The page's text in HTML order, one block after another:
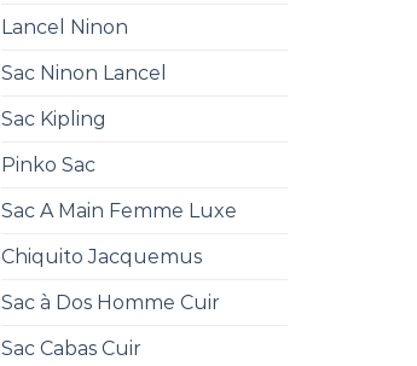
Lancel Ninon
Sac Ninon Lancel
Sac Kipling
Pinko Sac
Sac A Main Femme Luxe
Chiquito Jacquemus
Sac à Dos Homme Cuir
Sac Cabas Cuir